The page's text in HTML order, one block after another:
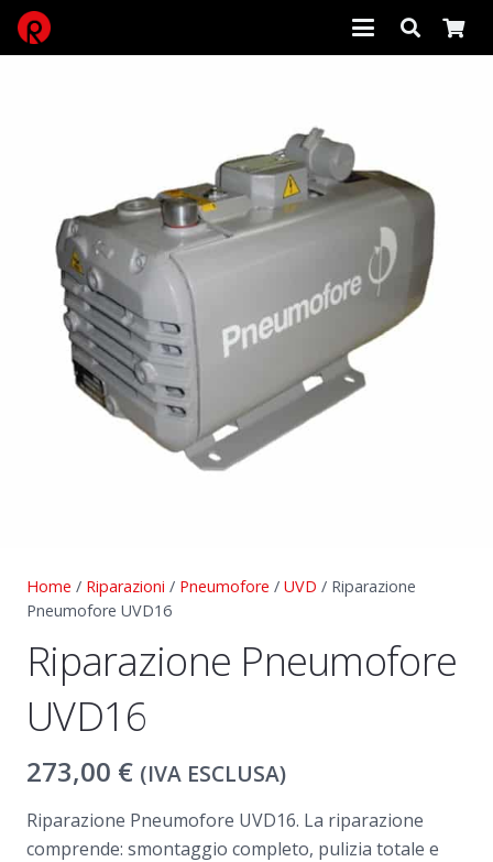
Home / Riparazioni / Pneumofore / UVD / Riparazione
Pneumofore UVD16
Riparazione Pneumofore
UVD16
273,00 € (IVA ESCLUSA)
Riparazione Pneumofore UVD16. La riparazione
comprende: smontaggio completo, pulizia totale e